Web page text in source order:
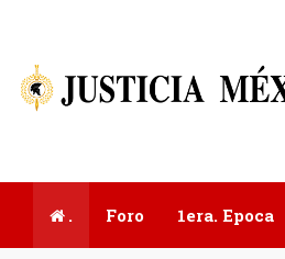
. Foro 1era. Epoca